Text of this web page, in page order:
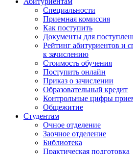
Специальности
Приемная комиссия
Как поступить
Документы для
Рейтинг абитуриентов и
к зачислению
Стоимость обучения
Поступить онлайн
Приказ о зачислении
Образовательный кредит
Контрольные цифры
Общежитие
Студентам
Очное отделение
Заочное отделение
Библиотека
Практическая подготовка